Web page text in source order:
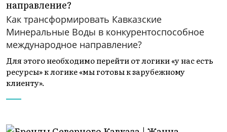
Как трансформировать Кавказские
Минеральные Воды в конкурентоспособное
международное направление?
Для этого необходимо перейти от логики «у нас есть
ресурсы» к логике «мы готовы к зарубежному
клиенту».